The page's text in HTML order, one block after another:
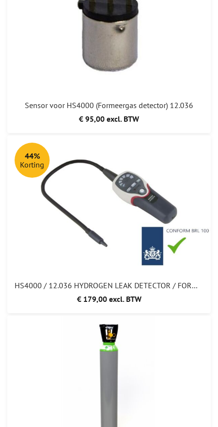
Sensor voor HS4000 (Formeergas detector) 12.036
€ 95,00 excl. BTW
44%
Korting
HS4000 / 12.036 HYDROGEN LEAK DETECTOR / FORMEERGAS SNUFFELAAR
€ 179,00 excl. BTW